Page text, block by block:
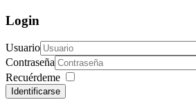
Login
Usuario
Contraseña
Recuérdeme
Identificarse